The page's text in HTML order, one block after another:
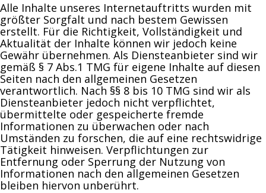
Alle Inhalte unseres Internetauftritts wurden mit
größter Sorgfalt und nach bestem Gewissen
erstellt. Für die Richtigkeit, Vollständigkeit und
Aktualität der Inhalte können wir jedoch keine
Gewähr übernehmen. Als Diensteanbieter sind wir
gemäß § 7 Abs.1 TMG für eigene Inhalte auf diesen
Seiten nach den allgemeinen Gesetzen
verantwortlich. Nach §§ 8 bis 10 TMG sind wir als
Diensteanbieter jedoch nicht verpflichtet,
übermittelte oder gespeicherte fremde
Informationen zu überwachen oder nach
Umständen zu forschen, die auf eine rechtswidrige
Tätigkeit hinweisen. Verpflichtungen zur
Entfernung oder Sperrung der Nutzung von
Informationen nach den allgemeinen Gesetzen
bleiben hiervon unberührt.